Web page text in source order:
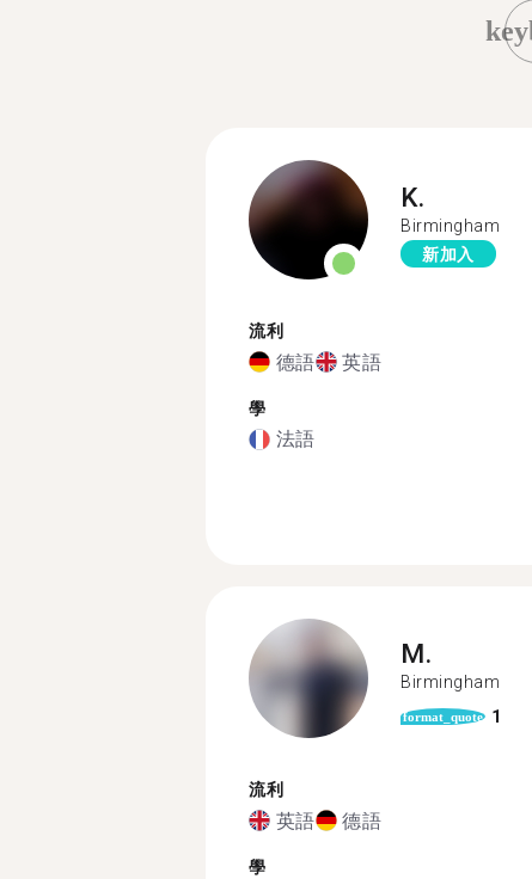
K.
Birmingham
新加入
流利
德語 英語
學
法語
M.
Birmingham
format_quote 1
流利
英語 德語
學